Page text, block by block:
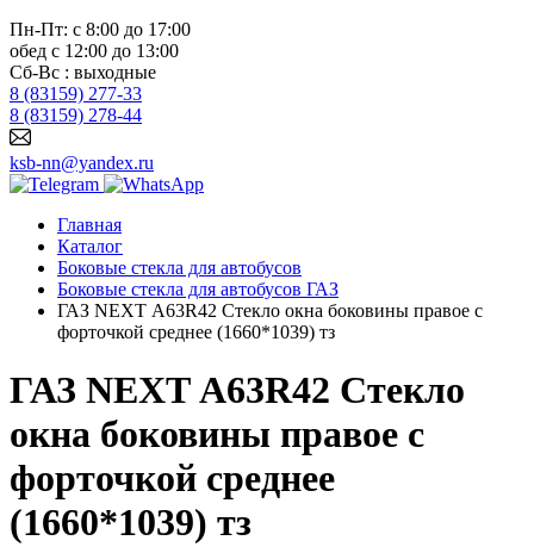
Пн-Пт: с 8:00 до 17:00
обед с 12:00 до 13:00
Сб-Вс : выходные
8 (83159) 277-33
8 (83159) 278-44
ksb-nn@yandex.ru
Главная
Каталог
Боковые стекла для автобусов
Боковые стекла для автобусов ГАЗ
ГАЗ NEXT А63R42 Стекло окна боковины правое с
форточкой среднее (1660*1039) тз
ГАЗ NEXT А63R42 Стекло
окна боковины правое с
форточкой среднее
(1660*1039) тз